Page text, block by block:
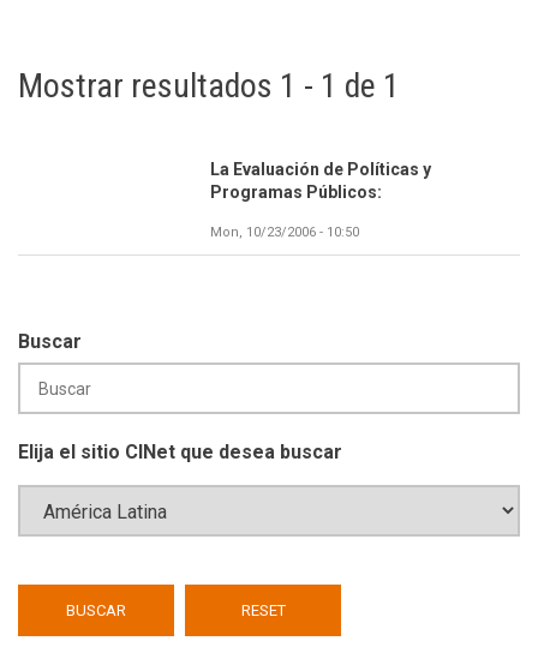
Mostrar resultados 1 - 1 de 1
La Evaluación de Políticas y
Programas Públicos:
Mon, 10/23/2006 - 10:50
Buscar
Elija el sitio CINet que desea buscar